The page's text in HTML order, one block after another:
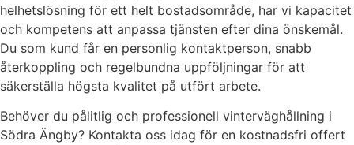
helhetslösning för ett helt bostadsområde, har vi kapacitet
och kompetens att anpassa tjänsten efter dina önskemål.
Du som kund får en personlig kontaktperson, snabb
återkoppling och regelbundna uppföljningar för att
säkerställa högsta kvalitet på utfört arbete.
Behöver du pålitlig och professionell vinterväghållning i
Södra Ängby? Kontakta oss idag för en kostnadsfri offert